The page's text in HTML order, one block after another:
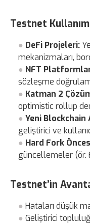
Testnet
DeFi Projeleri:
mekanizmaları,
NFT
sözleşme
Katman 2
optimistic rollup
Yeni Blockchain
geliştirici ve
Hard Fork
güncellemeler (ör.
Testnet’in
Hataları düşük
Geliştirici